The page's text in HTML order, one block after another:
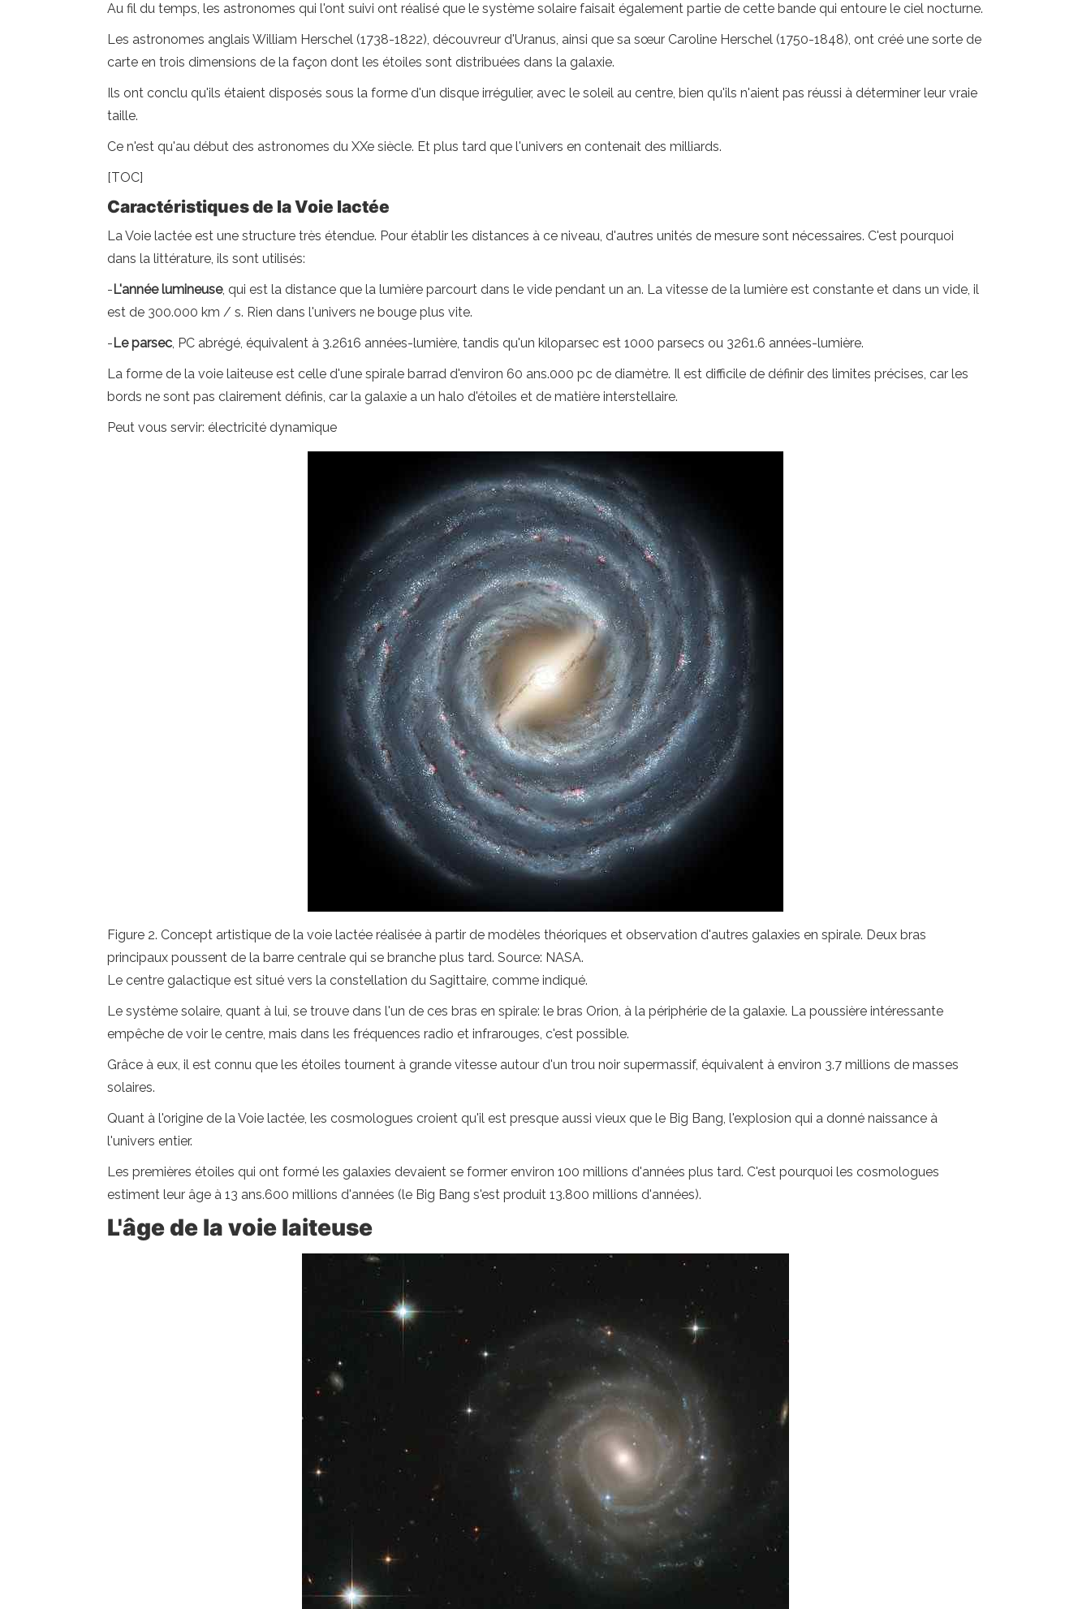
Au fil du temps, les astronomes qui l'ont suivi ont réalisé que le système solaire faisait également partie de cette bande qui entoure le ciel nocturne.
Les astronomes anglais William Herschel (1738-1822), découvreur d'Uranus, ainsi que sa sœur Caroline Herschel (1750-1848), ont créé une sorte de
carte en trois dimensions de la façon dont les étoiles sont distribuées dans la galaxie.
Ils ont conclu qu'ils étaient disposés sous la forme d'un disque irrégulier, avec le soleil au centre, bien qu'ils n'aient pas réussi à déterminer leur vraie
taille.
Ce n'est qu'au début des astronomes du XXe siècle. Et plus tard que l'univers en contenait des milliards.
[TOC]
Caractéristiques de la Voie lactée
La Voie lactée est une structure très étendue. Pour établir les distances à ce niveau, d'autres unités de mesure sont nécessaires. C'est pourquoi
dans la littérature, ils sont utilisés:
-L'année lumineuse, qui est la distance que la lumière parcourt dans le vide pendant un an. La vitesse de la lumière est constante et dans un vide, il
est de 300.000 km / s. Rien dans l'univers ne bouge plus vite.
-Le parsec, PC abrégé, équivalent à 3.2616 années-lumière, tandis qu'un kiloparsec est 1000 parsecs ou 3261.6 années-lumière.
La forme de la voie laiteuse est celle d'une spirale barrad d'environ 60 ans.000 pc de diamètre. Il est difficile de définir des limites précises, car les
bords ne sont pas clairement définis, car la galaxie a un halo d'étoiles et de matière interstellaire.
Peut vous servir: électricité dynamique
Figure 2. Concept artistique de la voie lactée réalisée à partir de modèles théoriques et observation d'autres galaxies en spirale. Deux bras
principaux poussent de la barre centrale qui se branche plus tard. Source: NASA.
Le centre galactique est situé vers la constellation du Sagittaire, comme indiqué.
Le système solaire, quant à lui, se trouve dans l'un de ces bras en spirale: le bras Orion, à la périphérie de la galaxie. La poussière intéressante
empêche de voir le centre, mais dans les fréquences radio et infrarouges, c'est possible.
Grâce à eux, il est connu que les étoiles tournent à grande vitesse autour d'un trou noir supermassif, équivalent à environ 3.7 millions de masses
solaires.
Quant à l'origine de la Voie lactée, les cosmologues croient qu'il est presque aussi vieux que le Big Bang, l'explosion qui a donné naissance à
l'univers entier.
Les premières étoiles qui ont formé les galaxies devaient se former environ 100 millions d'années plus tard. C'est pourquoi les cosmologues
estiment leur âge à 13 ans.600 millions d'années (le Big Bang s'est produit 13.800 millions d'années).
L'âge de la voie laiteuse